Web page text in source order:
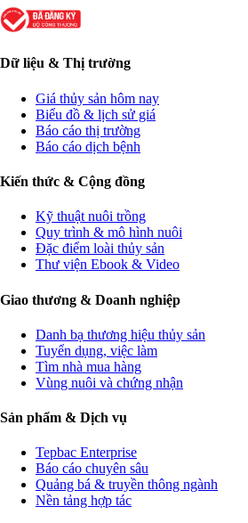
Dữ liệu & Thị trường
Giá thủy sản hôm nay
Biểu đồ & lịch sử giá
Báo cáo thị trường
Báo cáo dịch bệnh
Kiến thức & Cộng đồng
Kỹ thuật nuôi trồng
Quy trình & mô hình nuôi
Đặc điểm loài thủy sản
Thư viện Ebook & Video
Giao thương & Doanh nghiệp
Danh bạ thương hiệu thủy sản
Tuyển dụng, việc làm
Tìm nhà mua hàng
Vùng nuôi và chứng nhận
Sản phẩm & Dịch vụ
Tepbac Enterprise
Báo cáo chuyên sâu
Quảng bá & truyền thông ngành
Nền tảng hợp tác